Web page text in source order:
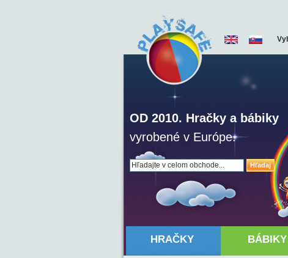
Hľadaj
OD 2010. Hračky a bábiky
vyrobené v Európe.
HRAČKY BÁBIKY